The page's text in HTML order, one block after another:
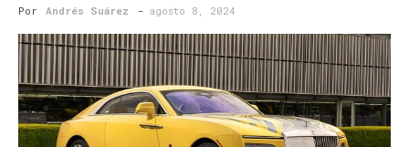
Por Andrés Suárez - agosto 8, 2024